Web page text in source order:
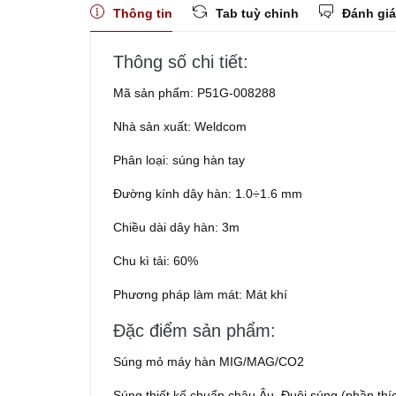
Thông tin Tab tuỳ chỉnh Đánh giá
Thông số chi tiết:
Mã sản phẩm: P51G-008288
Nhà sản xuất: Weldcom
Phân loại: súng hàn tay
Đường kính dây hàn: 1.0÷1.6 mm
Chiều dài dây hàn: 3m
Chu kì tải: 60%
Phương pháp làm mát: Mát khí
Đặc điểm sản phẩm:
Súng mỏ máy hàn MIG/MAG/CO2